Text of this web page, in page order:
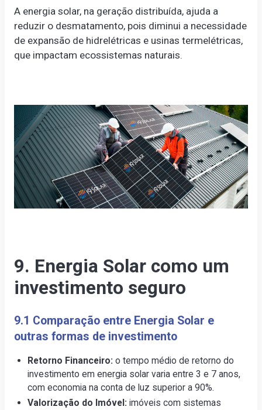
A energia solar, na geração distribuída, ajuda a
reduzir o desmatamento, pois diminui a necessidade
de expansão de hidrelétricas e usinas termelétricas,
que impactam ecossistemas naturais.
9. Energia Solar como um
investimento seguro
9.1 Comparação entre Energia Solar e
outras formas de investimento
Retorno Financeiro: o tempo médio de retorno do
investimento em energia solar varia entre 3 e 7 anos,
com economia na conta de luz superior a 90%.
Valorização do Imóvel:imóveis com sistemas